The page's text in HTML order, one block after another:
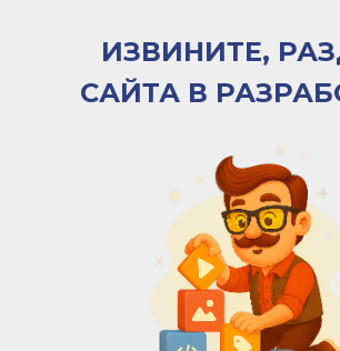
ИЗВИНИТЕ,
САЙТА В